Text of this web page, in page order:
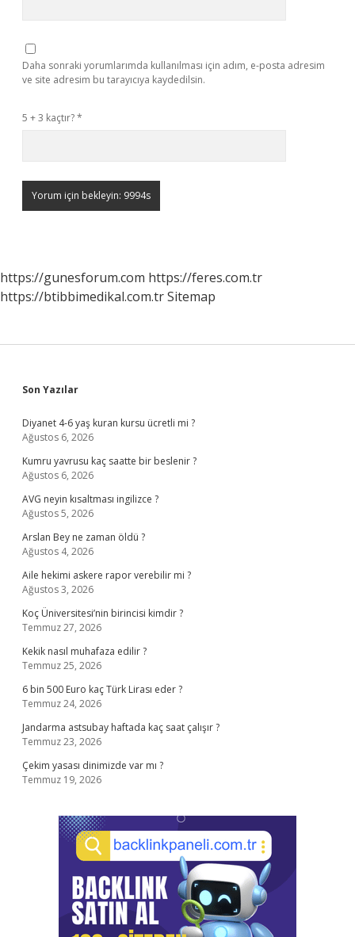
Daha sonraki yorumlarımda kullanılması için adım, e-posta adresim
ve site adresim bu tarayıcıya kaydedilsin.
5 + 3 kaçtır?*
https://gunesforum.com https://feres.com.tr
https://btibbimedikal.com.trSitemap
Sidebar
Son Yazılar
Diyanet 4-6 yaş kuran kursu ücretli mi ?
Ağustos 6, 2026
Kumru yavrusu kaç saatte bir beslenir ?
Ağustos 6, 2026
AVG neyin kısaltması ingilizce ?
Ağustos 5, 2026
Arslan Bey ne zaman öldü ?
Ağustos 4, 2026
Aile hekimi askere rapor verebilir mi ?
Ağustos 3, 2026
Koç Üniversitesi’nin birincisi kimdir ?
Temmuz 27, 2026
Kekik nasıl muhafaza edilir ?
Temmuz 25, 2026
6 bin 500 Euro kaç Türk Lirası eder ?
Temmuz 24, 2026
Jandarma astsubay haftada kaç saat çalışır ?
Temmuz 23, 2026
Çekim yasası dinimizde var mı ?
Temmuz 19, 2026